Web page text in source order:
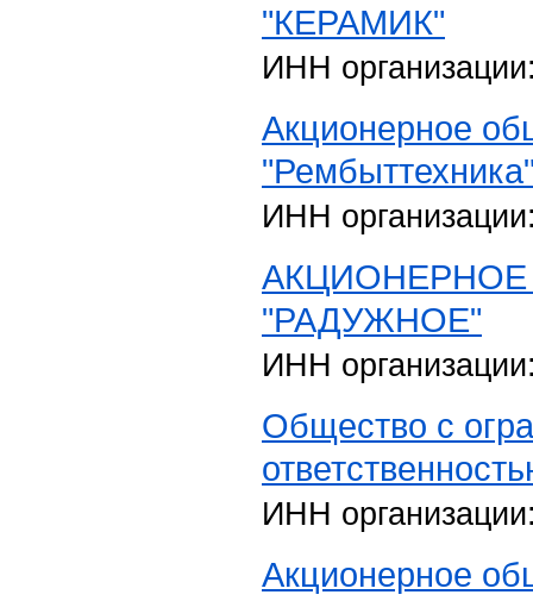
"КЕРАМИК"
ИНН
Акционерное
ИНН
"РАДУЖНОЕ"
ИНН
Общество с
ИНН
Акционерное